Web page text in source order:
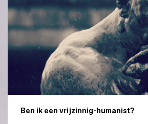
Ben ik een vrijzinnig-humanist?